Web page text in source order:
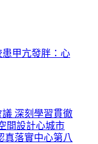
甲亢發胖：心
深刻學習貫徹
間設計心城市
真落實中心第八